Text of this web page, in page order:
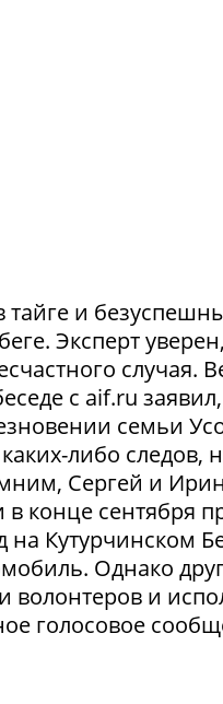
тайге и
Эксперт
случая.
с aif.ru
семьи
каких-либо
Сергей и
конце сентября
Кутурчинском
Однако
волонтеров и
голосовое